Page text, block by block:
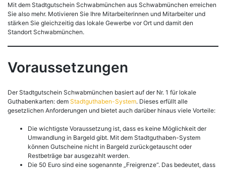
Mit dem Stadtgutschein Schwabmünchen aus Schwabmünchen erreichen
Sie also mehr. Motivieren Sie Ihre Mitarbeiterinnen und Mitarbeiter und
stärken Sie gleichzeitig das lokale Gewerbe vor Ort und damit den
Standort Schwabmünchen.
Voraussetzungen
Der Stadtgutschein Schwabmünchen basiert auf der Nr. 1 für lokale
Guthabenkarten: dem Stadtguthaben-System. Dieses erfüllt alle
gesetzlichen Anforderungen und bietet auch darüber hinaus viele Vorteile:
Die wichtigste Voraussetzung ist, dass es keine Möglichkeit der
Umwandlung in Bargeld gibt. Mit dem Stadtguthaben-System
können Gutscheine nicht in Bargeld zurückgetauscht oder
Restbeträge bar ausgezahlt werden.
Die 50 Euro sind eine sogenannte „Freigrenze“. Das bedeutet, dass